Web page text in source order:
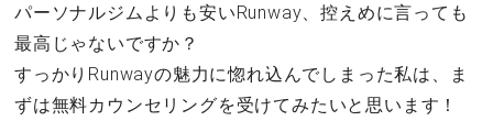
パーソナルジムよりも安いRunway、控えめに言っても
最高じゃないですか？
すっかりRunwayの魅力に惚れ込んでしまった私は、ま
ずは無料カウンセリングを受けてみたいと思います！